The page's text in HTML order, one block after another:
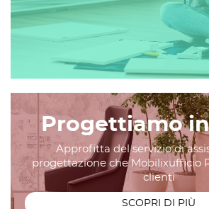
Progettiamo
Approfitta del servizio di
progettazione che Mobilixufficio
clienti
SCOPRI DI PIÙ